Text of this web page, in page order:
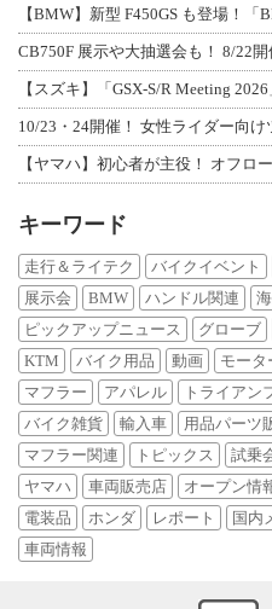
【BMW】新型 F450GS も登場！「
CB750F 展示や大抽選会も！ 8/22
【スズキ】「GSX-S/R Meeting
10/23・24開催！ 女性ライダー向
【ヤマハ】初心者が主役！ オフロ
キーワード
走行＆ライテク バイクイベント
展示会
BMW ハンドル関連
ピックアップニュース
グローブ
KTM
バイク用品 動画 モータ
マフラー
アパレル トライアン
バイク雑貨
輸入車 用品パーツ
マフラー関連
トピックス 試乗
ヤマハ
車両販売店 オープン情
電装品
ホンダ レポート 国内
車両情報